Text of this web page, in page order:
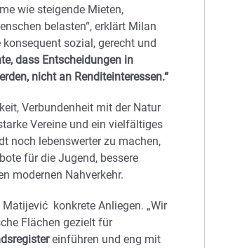
wie steigende Mieten,
belasten“, erklärt Milan
sozial, gerecht und
dass Entscheidungen in
nicht an Renditeinteressen.“
Verbundenheit mit der Natur
Vereine und ein vielfältiges
noch lebenswerter zu machen,
für die Jugend, bessere
modernen Nahverkehr.
konkrete Anliegen. „Wir
Flächen gezielt für
einführen und eng mit